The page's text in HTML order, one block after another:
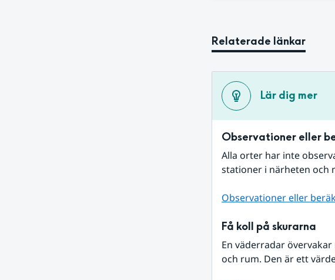
Relaterade länkar
Lär dig mer
Observationer eller
Alla orter har inte
stationer i närheten och
Observationer eller
Få koll på skurarna
En väderradar
och rum. Den är ett